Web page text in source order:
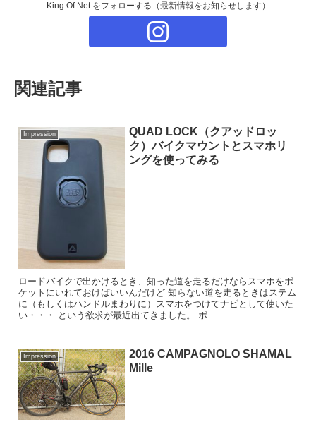
King Of Net をフォローする（最新情報をお知らせします）
関連記事
Impression
QUAD LOCK（クアッドロッ
ク）バイクマウントとスマホリ
ングを使ってみる
ロードバイクで出かけるとき、知った道を走るだけならスマホをポ
ケットにいれておけばいいんだけど 知らない道を走るときはステム
に（もしくはハンドルまわりに）スマホをつけてナビとして使いた
い・・・ という欲求が最近出てきました。 ポ...
Impression
2016 CAMPAGNOLO SHAMAL
Mille